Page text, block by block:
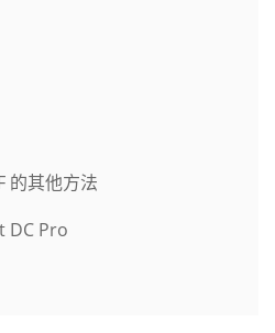
的其他方法
DC Pro